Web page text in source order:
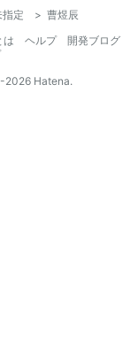
指定 > 曹煜辰
は
ヘルプ
開発ブログ
2026 Hatena.